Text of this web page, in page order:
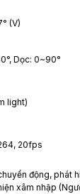
(V)
Dọc: 0~90°
light)
20fps
động, phát
xâm nhập